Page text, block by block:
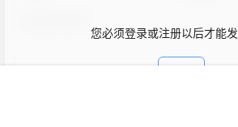
您必须登录或注册以后才能